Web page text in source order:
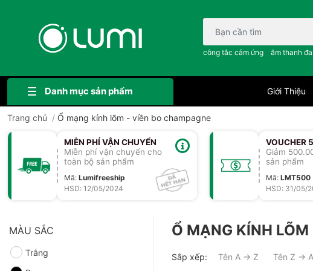
Bạn cần tìm gì..; công tắc
công tắc cảm ứng âm thanh
Danh mục sản phẩm Giới Thiệu
Trang chủ / Ổ mạng kính lõm - viền bo champagne
MIỄN PHÍ VẬN CHUYỂN
Miễn phí vận chuyển cho
toàn bộ sản phẩm
Mã: Lumifreeship
HSD: 12/05/2024
VOUCHER
Giảm
sản phẩm
Mã: LMT500
HSD: 31/05/
MÀU SẮC
Trắng
Ổ MẠNG KÍNH
Sắp xếp: Tên A → Z Tên Z → A